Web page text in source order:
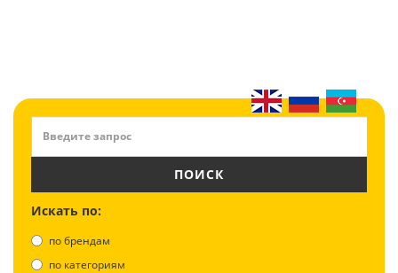
ПОИСК
Искать по:
по брендам
по категориям